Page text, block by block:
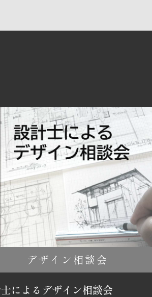
デザイン相談会
によるデザイン相談会